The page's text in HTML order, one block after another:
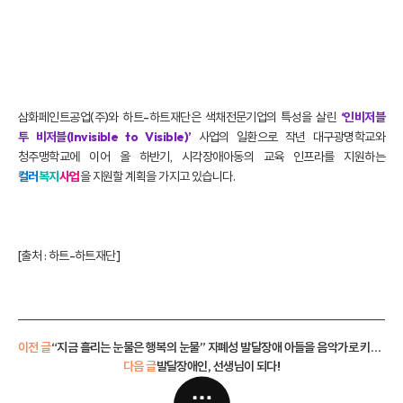
삼화페인트공업(주)와 하트-하트재단은 색채전문기업의 특성을 살린 ‘인비저블
투 비저블(Invisible to Visible)’ 사업의 일환으로 작년 대구광명학교와
청주맹학교에 이어 올 하반기, 시각장애아동의 교육 인프라를 지원하는
컬러복지사업을 지원할 계획을 가지고 있습니다.
[출처 :하트-하트재단]
이전 글
“지금 흘리는 눈물은 행복의 눈물” 자폐성 발달장애 아들을 음악가로 키워낸 정은희 씨
발달장애인, 선생님이 되다!
다음 글